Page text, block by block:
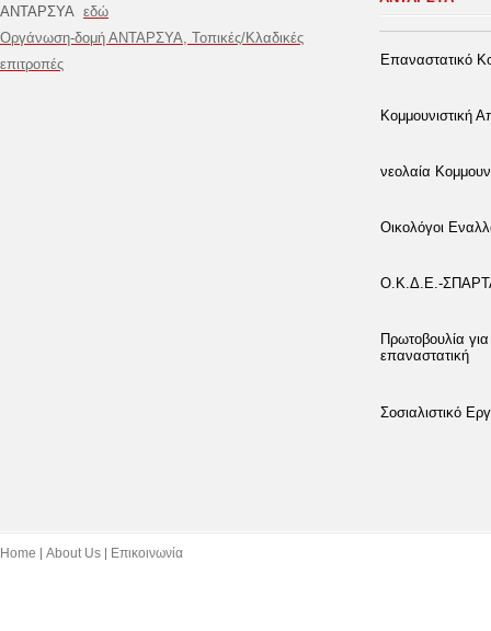
ΑΝΤΑΡΣΥΑ εδώ
Οργάνωση-δομή ΑΝΤΑΡΣΥΑ, Τοπικές/Κλαδικές
επιτροπές
Επαναστατικό
Κομμουνιστική
νεολαία
Οικολόγοι
Ο.Κ.Δ.Ε.-
Πρωτοβουλία
επαναστατική
Σοσιαλιστικό
Home About Us Επικοινωνία